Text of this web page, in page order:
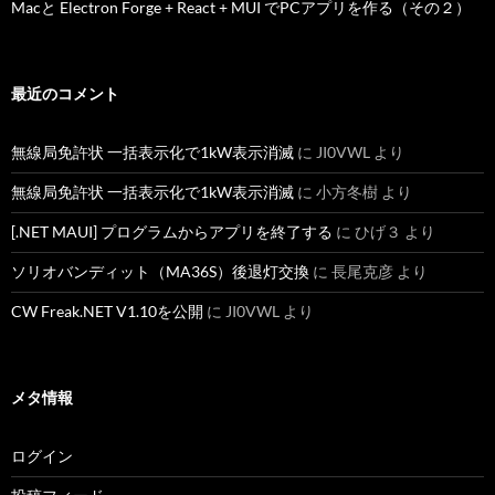
Macと Electron Forge + React + MUI でPCアプリを作る（その２）
最近のコメント
無線局免許状 一括表示化で1kW表示消滅 に JI0VWL より
無線局免許状 一括表示化で1kW表示消滅 に 小方冬樹 より
[.NET MAUI] プログラムからアプリを終了する に ひげ３ より
ソリオバンディット（MA36S）後退灯交換 に 長尾克彦 より
CW Freak.NET V1.10を公開 に JI0VWL より
メタ情報
ログイン